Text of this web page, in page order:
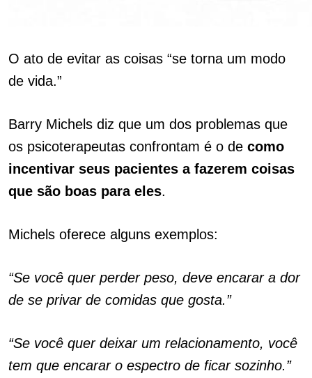
O ato de evitar as coisas “se torna um modo
de vida.”
Barry Michels diz que um dos problemas que
os psicoterapeutas confrontam é o de como
incentivar seus pacientes a fazerem coisas
que são boas para eles.
Michels oferece alguns exemplos:
“Se você quer perder peso, deve encarar a dor
de se privar de comidas que gosta.”
“Se você quer deixar um relacionamento, você
tem que encarar o espectro de ficar sozinho.”